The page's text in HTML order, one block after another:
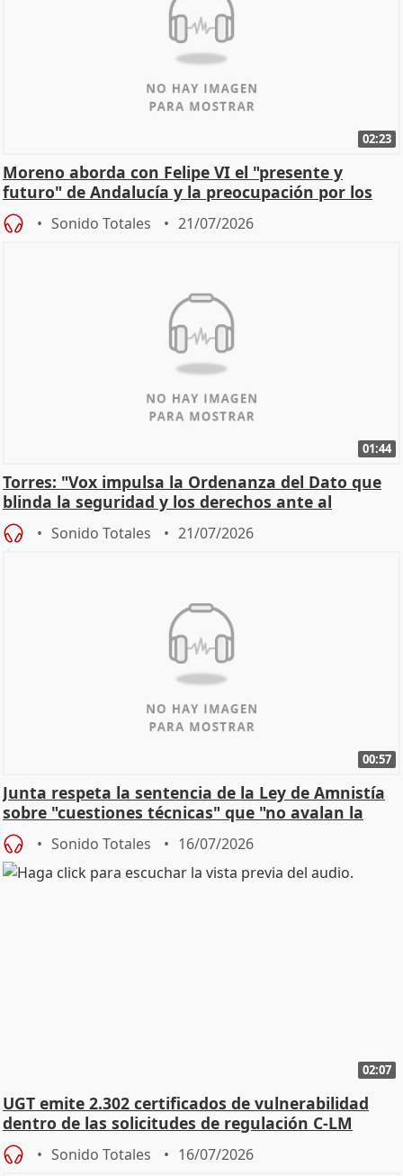
02:23
Moreno aborda con Felipe VI el "presente y
futuro" de Andalucía y la preocupación por los
incendios
Sonido Totales 21/07/2026
01:44
Torres: "Vox impulsa la Ordenanza del Dato que
blinda la seguridad y los derechos ante al
control"
Sonido Totales 21/07/2026
00:57
Junta respeta la sentencia de la Ley de Amnistía
sobre "cuestiones técnicas" que "no avalan la
const
Sonido Totales 16/07/2026
02:07
UGT emite 2.302 certificados de vulnerabilidad
dentro de las solicitudes de regulación C-LM
Sonido Totales 16/07/2026